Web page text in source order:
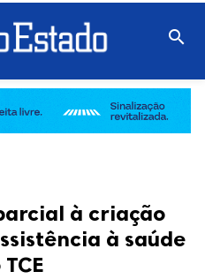

à criação
à saúde